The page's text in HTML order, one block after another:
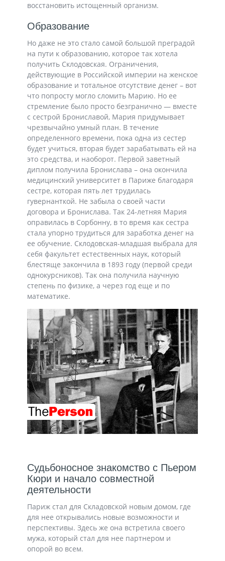
восстановить истощенный организм.
Образование
Но даже не это стало самой большой преградой
на пути к образованию, которое так хотела
получить Склодовская. Ограничения,
действующие в Российской империи на женское
образование и тотальное отсутствие денег – вот
что попросту могло сломить Марию. Но ее
стремление было просто безгранично — вместе
с сестрой Брониславой, Мария придумывает
чрезвычайно умный план. В течение
определенного времени, пока одна из сестер
будет учиться, вторая будет зарабатывать ей на
это средства, и наоборот. Первой заветный
диплом получила Бронислава – она окончила
медицинский университет в Париже благодаря
сестре, которая пять лет трудилась
гувернанткой. Не забыла о своей части
договора и Бронислава. Так 24-летняя Мария
оправилась в Сорбонну, в то время как сестра
стала упорно трудиться для заработка денег на
ее обучение. Склодовская-младшая выбрала для
себя факультет естественных наук, который
блестяще закончила в 1893 году (первой среди
однокурсников). Так она получила научную
степень по физике, а через год еще и по
математике.
Судьбоносное знакомство с Пьером
Кюри и начало совместной
деятельности
Париж стал для Складовской новым домом, где
для нее открывались новые возможности и
перспективы. Здесь же она встретила своего
мужа, который стал для нее партнером и
опорой во всем.